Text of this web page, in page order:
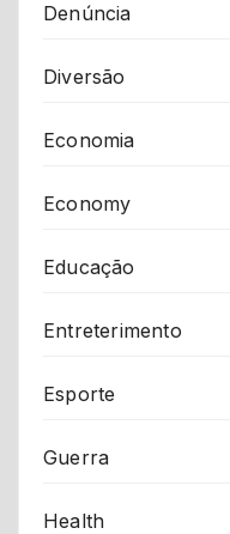
Denúncia
Diversão
Economia
Economy
Educação
Entreterimento
Esporte
Guerra
Health